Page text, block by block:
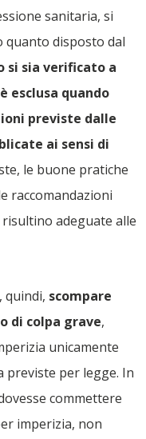
sanitaria, si
quanto disposto dal
si sia verificato a
esclusa quando
previste dalle
ai sensi di
le buone pratiche
raccomandazioni
adeguate alle
quindi, scompare
di colpa grave,
unicamente
previste per legge. In
commettere
imperizia, non